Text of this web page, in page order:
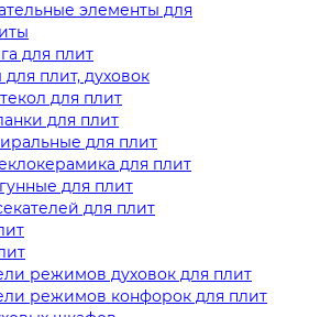
элементы для
для плит
плит, духовок
для плит
для плит
для плит
для плит
для плит
для плит
режимов духовок для плит
режимов конфорок для плит